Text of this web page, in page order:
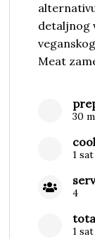
detaljnog
Meat
30
1 sat
4
1